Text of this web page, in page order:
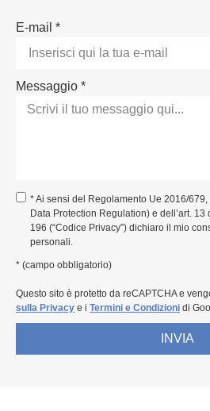
E-mail *
Messaggio *
* Ai sensi del Regolamento Ue 2016/679,
Data Protection Regulation) e dell’art.
196 (“Codice Privacy”) dichiaro il mio
personali.
* (campo obbligatorio)
Questo sito è protetto da reCAPTCHA e
sulla Privacy e i Termini e Condizioni di
INVIA